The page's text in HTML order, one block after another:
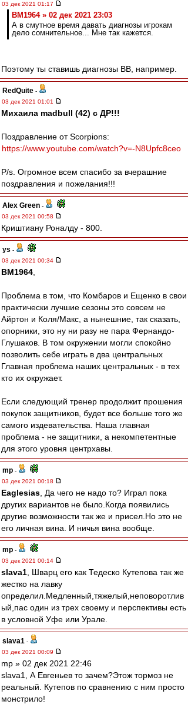
03 дек 2021 01:17
BM1964 » 02 дек 2021 23:03
А в смутное время давать диагнозы игрокам
дело сомнительное... Мне так кажется.
Поэтому ты ставишь диагнозы ВВ, например.
RedQuite -
03 дек 2021 01:01
Михаила madbull (42) с ДР!!!
Поздравление от Scorpions:
https://www.youtube.com/watch?v=-N8Upfc8ceo
P/s. Огромное всем спасибо за вчерашние
поздравления и пожелания!!!
Alex Green -
03 дек 2021 00:58
Криштиану Роналду - 800.
ys -
03 дек 2021 00:34
BM1964
Проблема в том, что Комбаров и Ещенко в свои
практически лучшие сезоны это совсем не
Айртон и Коля/Макс, а нынешние, так сказать,
опорники, это ну ни разу не пара Фернандо-
Глушаков. В том окружении могли спокойно
позволить себе играть в два центральных
Главная проблема наших центральных - в тех
кто их окружает.
Если следующий тренер продолжит прошения
покупок защитников, будет все больше того же
самого издевательства. Наша главная
проблема - не защитники, а некомпетентные
для этого уровня центрхавы.
mp -
03 дек 2021 00:18
Eaglesias , Да чего не надо то? Играл пока
других вариантов не было.Когда появились
другие возможности так же и присел.Но это не
его личная вина. И ничья вина вообще.
mp -
03 дек 2021 00:14
slava1 , Шварц его как Тедеско Кутепова так же
жестко на лавку
определил.Медленный,тяжелый,неповоротлив
ый,пас один из трех своему и перспективы есть
в условной Уфе или Урале.
slava1 -
03 дек 2021 00:09
mp » 02 дек 2021 22:46
slava1, А Евгеньев то зачем?Этож тормоз не
реальный. Кутепов по сравнению с ним просто
монстрило!